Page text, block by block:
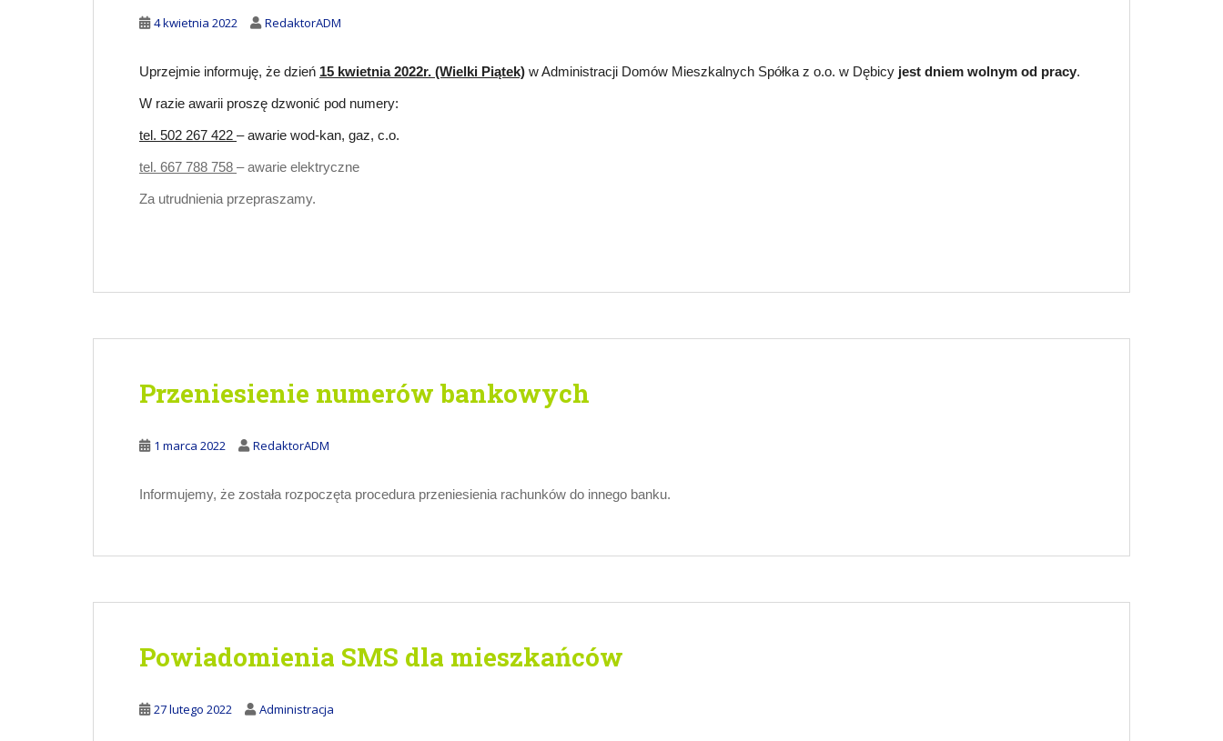
4 kwietnia 2022 RedaktorADM
Uprzejmie informuję, że dzień 15 kwietnia 2022r. (Wielki Piątek) w Administracji Domów Mieszkalnych Spółka z o.o. w Dębicy jest dniem wolnym od pracy.
W razie awarii proszę dzwonić pod numery:
tel. 502 267 422 – awarie wod-kan, gaz, c.o.
tel. 667 788 758 – awarie elektryczne
Za utrudnienia przepraszamy.
Przeniesienie numerów bankowych
1 marca 2022 RedaktorADM
Informujemy, że została rozpoczęta procedura przeniesienia rachunków do innego banku.
Powiadomienia SMS dla mieszkańców
27 lutego 2022 Administracja